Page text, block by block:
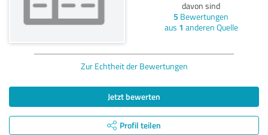
davon sind
5 Bewertungen
aus 1 anderen Quelle
Zur Echtheit der Bewertungen
Jetzt bewerten
Profil teilen